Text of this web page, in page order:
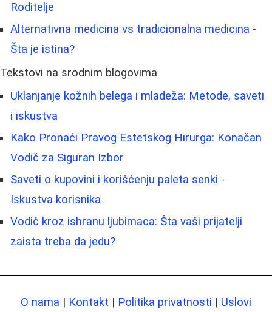
Roditelje
Alternativna medicina vs tradicionalna medicina -
Šta je istina?
Tekstovi na srodnim blogovima
Uklanjanje kožnih belega i mladeža: Metode, saveti
i iskustva
Kako Pronaći Pravog Estetskog Hirurga: Konačan
Vodič za Siguran Izbor
Saveti o kupovini i korišćenju paleta senki -
Iskustva korisnika
Vodič kroz ishranu ljubimaca: Šta vaši prijatelji
zaista treba da jedu?
O nama | Kontakt | Politika privatnosti | Uslovi